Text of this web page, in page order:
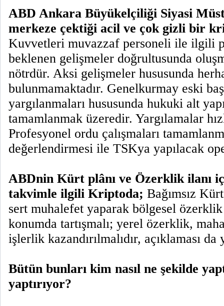
ABD Ankara Büyükelçiliği Siyasi
merkeze çektiği acil ve çok gizli bir
Kuvvetleri muvazzaf personeli ile ilgili
beklenen gelişmeler doğrultusunda
nötrdür. Aksi gelişmeler hususunda
bulunmamaktadır. Genelkurmay eski
yargılanmaları hususunda hukuki alt
tamamlanmak üzeredir. Yargılamalar
Profesyonel ordu çalışmaları
değerlendirmesi ile TSKya yapılacak
ABDnin Kürt plânı ve Özerklik ilanı
takvimle ilgili Kriptoda; Bağımsız
sert muhalefet yaparak bölgesel
konumda tartışmalı; yerel özerklik,
işlerlik kazandırılmalıdır, açıklaması da
Bütün bunları kim nasıl ne şekilde
yaptırıyor?